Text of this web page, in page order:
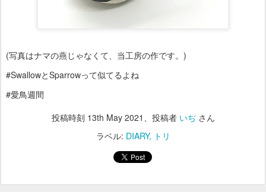
(写真はナマの燕じゃなくて、当工房の作です。)
#SwallowとSparrowって似てるよね
#愛鳥週間
投稿時刻 13th May 2021 、投稿者 いぢさん
ラベル: DIARY トリ